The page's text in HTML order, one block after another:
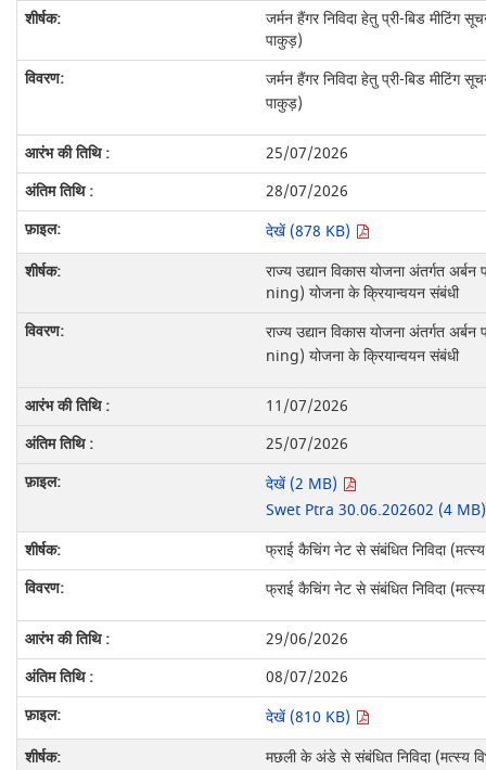
जर्मन हैंगर निविदा हेतु प्री-बिड मीटिंग
पाकुड़)
जर्मन हैंगर निविदा हेतु प्री-बिड मीटिंग
पाकुड़)
25/07/2026
28/07/2026
देखें (878 KB)
राज्य उद्यान विकास योजना अंतर्गत
ning) योजना के क्रियान्वयन संबंधी
राज्य उद्यान विकास योजना अंतर्गत
ning) योजना के क्रियान्वयन संबंधी
11/07/2026
25/07/2026
देखें (2 MB)
Swet Ptra 30.06.202602 (4
फ्राई कैचिंग नेट से संबंधित निविदा
फ्राई कैचिंग नेट से संबंधित निविदा
29/06/2026
08/07/2026
देखें (810 KB)
मछली के अंडे से संबंधित निविदा (मत्स्य